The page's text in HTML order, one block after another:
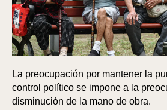
La preocupación por mantener la
control político se impone a la
disminución de la mano de obra.